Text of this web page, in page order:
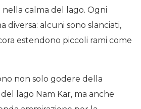
nella calma del lago. Ogni
diversa: alcuni sono slanciati,
estendono piccoli rami come
non solo godere della
lago Nam Kar, ma anche